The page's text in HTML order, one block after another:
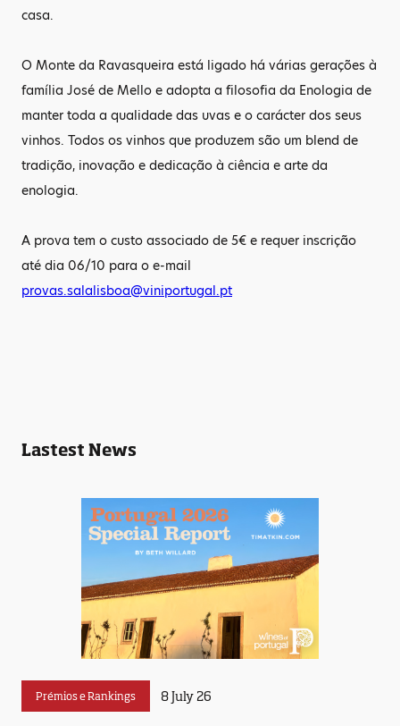
casa.
O Monte da Ravasqueira está ligado há várias gerações à
família José de Mello e adopta a filosofia da Enologia de
manter toda a qualidade das uvas e o carácter dos seus
vinhos. Todos os vinhos que produzem são um blend de
tradição, inovação e dedicação à ciência e arte da
enologia.
A prova tem o custo associado de 5€ e requer inscrição
até dia 06/10 para o e-mail
provas.salalisboa@viniportugal.pt
Lastest News
Prémios e Rankings 8 July 26